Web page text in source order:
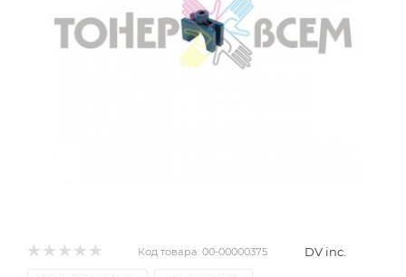
Код товара: 00-00000375 DV inc.